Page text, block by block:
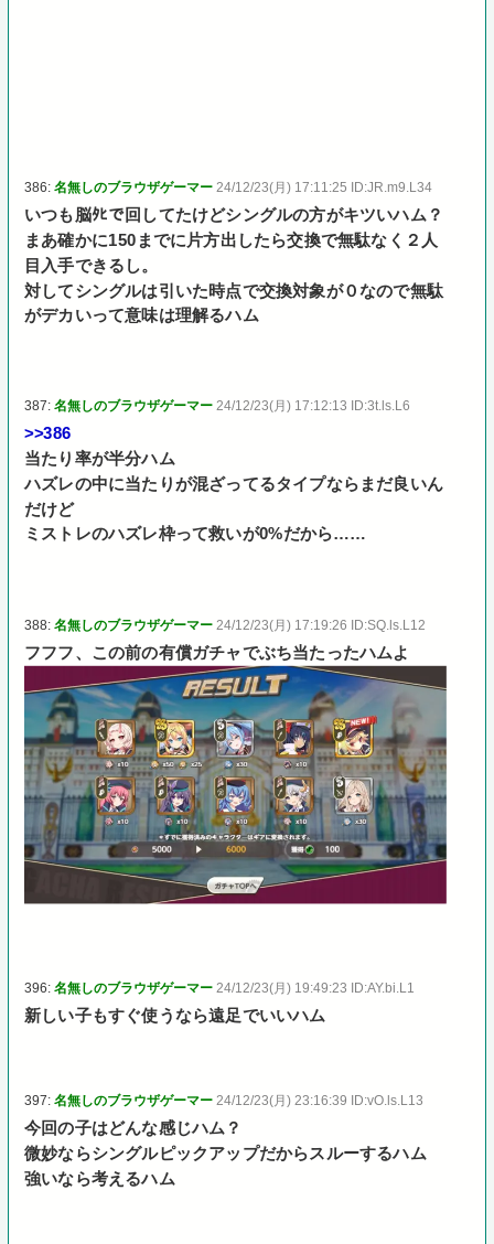
386:名無しのブラウザゲーマー 24/12/23(月) 17:11:25 ID:JR.m9.L34
いつも脳ﾀﾋで回してたけどシングルの方がキツいハム？
まあ確かに150までに片方出したら交換で無駄なく２人
目入手できるし。
対してシングルは引いた時点で交換対象が０なので無駄
がデカいって意味は理解るハム
387:名無しのブラウザゲーマー 24/12/23(月) 17:12:13 ID:3t.ls.L6
>>386
当たり率が半分ハム
ハズレの中に当たりが混ざってるタイプならまだ良いん
だけど
ミストレのハズレ枠って救いが0%だから……
388:名無しのブラウザゲーマー 24/12/23(月) 17:19:26 ID:SQ.ls.L12
フフフ、この前の有償ガチャでぶち当たったハムよ
396:名無しのブラウザゲーマー 24/12/23(月) 19:49:23 ID:AY.bi.L1
新しい子もすぐ使うなら遠足でいいハム
397:名無しのブラウザゲーマー 24/12/23(月) 23:16:39 ID:vO.ls.L13
今回の子はどんな感じハム？
微妙ならシングルピックアップだからスルーするハム
強いなら考えるハム